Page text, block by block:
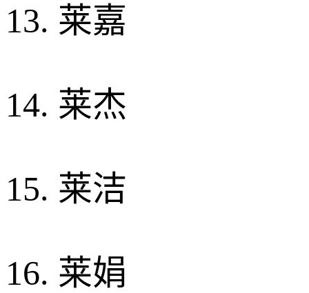
13. 莱嘉
14. 莱杰
15. 莱洁
16. 莱娟